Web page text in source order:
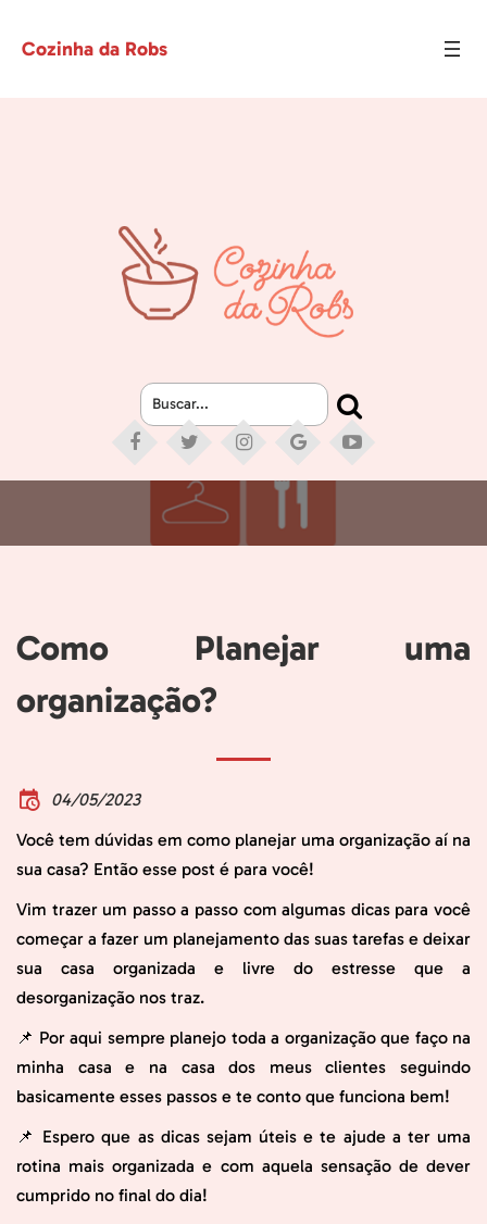
Cozinha da Robs
Buscar...
Como Planejar uma
organização?
04/05/2023
Você tem dúvidas em como planejar uma organização aí na
sua casa? Então esse post é para você!
Vim trazer um passo a passo com algumas dicas para você
começar a fazer um planejamento das suas tarefas e deixar
sua casa organizada e livre do estresse que a
desorganização nos traz.
📌 Por aqui sempre planejo toda a organização que faço na
minha casa e na casa dos meus clientes seguindo
basicamente esses passos e te conto que funciona bem!
📌 Espero que as dicas sejam úteis e te ajude a ter uma
rotina mais organizada e com aquela sensação de dever
cumprido no final do dia!